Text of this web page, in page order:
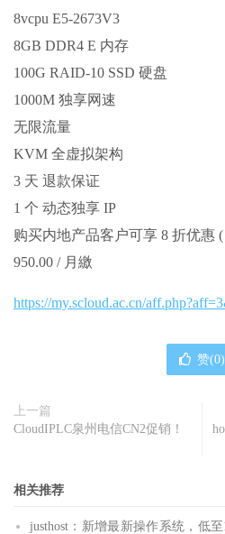
8vcpu E5-2673V3
8GB DDR4 E 内存
100G RAID-10 SSD 硬盘
1000M 独享网速
无限流量
KVM 全虚拟架构
3 天 退款保证
1 个 动态独享 IP
购买内地产品客户可享 8 折优惠
950.00 / 月繳
https://my.scloud.ac.cn/
赞(0)
上一篇
CloudIPLC泉州电信CN2促销！
相关推荐
justhost：新增最新操作系统，低